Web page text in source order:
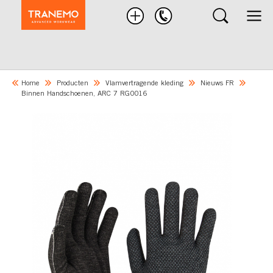
product
Home Producten Vlamvertragende kleding
Nieuws FR
Binnen Handschoenen, ARC 7 RG0016